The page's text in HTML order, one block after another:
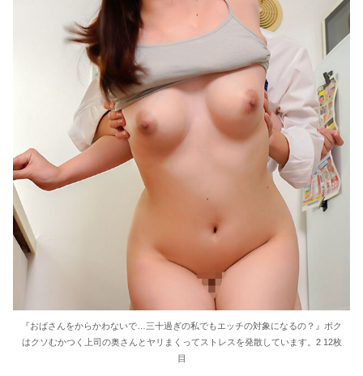
『おばさんをからかわないで…三十過ぎの私でもエッチの対象になるの？』ボク
はクソむかつく上司の奥さんとヤリまくってストレスを発散しています。2 12枚
目